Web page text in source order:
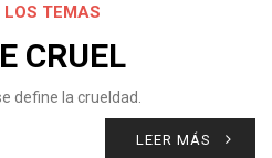
LOS TEMAS
CRUEL
define la crueldad.
LEER MÁS